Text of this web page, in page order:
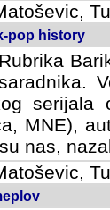
pop history
Rubrika
serijala
MNE),
nas,